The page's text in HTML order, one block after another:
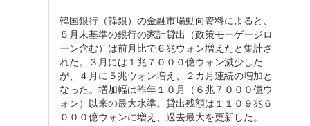
韓国銀行（韓銀）の金融市場動向資料によると、
５月末基準の銀行の家計貸出（政策モーゲージロ
ーン含む）は前月比で６兆ウォン増えたと集計さ
れた。３月には１兆７０００億ウォン減少した
が、４月に５兆ウォン増え、２カ月連続の増加と
なった。増加幅は昨年１０月（６兆７０００億ウ
ォン）以来の最大水準。貸出残額は１１０９兆６
０００億ウォンに増え、過去最大を更新した。